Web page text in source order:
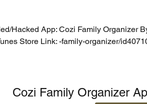
Hacked App: Cozi Family Organizer
Store Link: -family-organizer/
Cozi Family Organizer